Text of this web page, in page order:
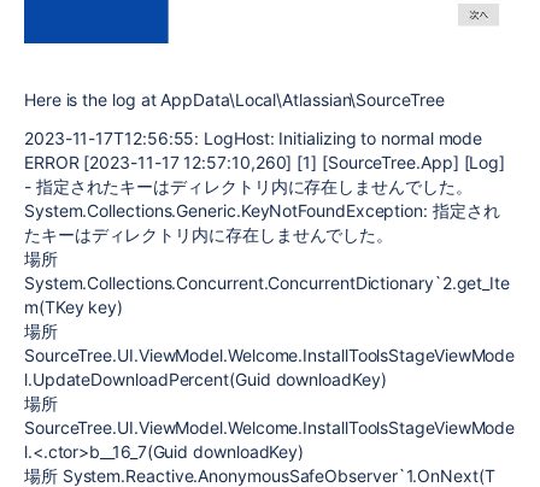
Here is the log at AppData\Local\Atlassian\SourceTree
2023-11-17T12:56:55: LogHost: Initializing to normal mode
ERROR [2023-11-17 12:57:10,260] [1] [SourceTree.App] [Log]
- 指定されたキーはディレクトリ内に存在しませんでした。
System.Collections.Generic.KeyNotFoundException: 指定され
たキーはディレクトリ内に存在しませんでした。
場所
System.Collections.Concurrent.ConcurrentDictionary`2.get_Ite
m(TKey key)
場所
SourceTree.UI.ViewModel.Welcome.InstallToolsStageViewMode
l.UpdateDownloadPercent(Guid downloadKey)
場所
SourceTree.UI.ViewModel.Welcome.InstallToolsStageViewMode
l.<.ctor>b__16_7(Guid downloadKey)
場所 System.Reactive.AnonymousSafeObserver`1.OnNext(T